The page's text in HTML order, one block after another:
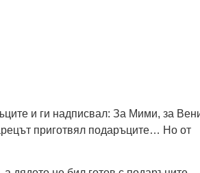
и ги надписвал: За Мими, за
приготвял подаръците… Но от